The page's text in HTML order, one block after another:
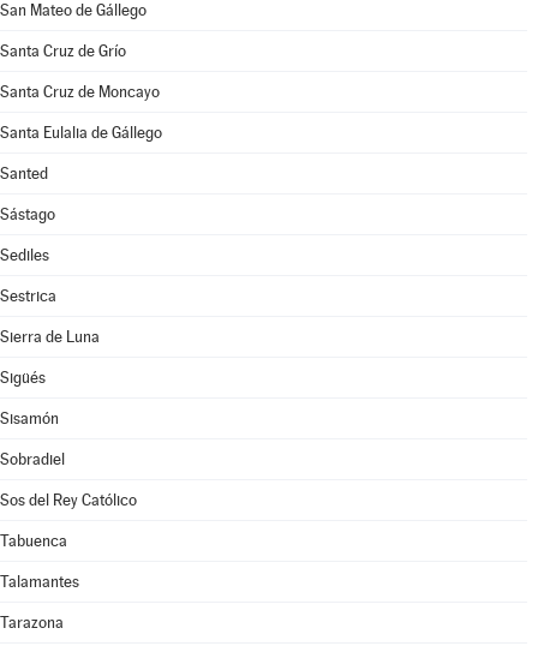
San Mateo de Gállego
Santa Cruz de Grío
Santa Cruz de Moncayo
Santa Eulalia de Gállego
Santed
Sástago
Sediles
Sestrica
Sierra de Luna
Sigüés
Sisamón
Sobradiel
Sos del Rey Católico
Tabuenca
Talamantes
Tarazona